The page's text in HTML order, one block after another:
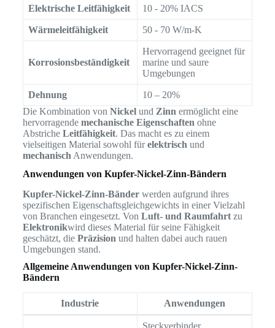
Elektrische Leitfähigkeit 10 - 20% IACS
Wärmeleitfähigkeit 50 - 70 W/m-K
Korrosionsbeständigkeit
Hervorragend geeignet für
marine und saure
Umgebungen
Dehnung
10 – 20%
Die Kombination von Nickelund Zinn ermöglicht eine
hervorragende mechanische Eigenschaften ohne
Abstriche Leitfähigkeit. Das macht es zu einem
vielseitigen Material sowohl fürelektrisch und
mechanisch Anwendungen.
Anwendungen von Kupfer-Nickel-Zinn-Bändern
Kupfer-Nickel-Zinn-Bänderwerden aufgrund ihres
spezifischen Eigenschaftsgleichgewichts in einer Vielzahl
von Branchen eingesetzt. Von Luft- und Raumfahrtzu
Elektronikwird dieses Material für seine Fähigkeit
geschätzt, die Präzision und halten dabei auch rauen
Umgebungen stand.
Allgemeine Anwendungen von Kupfer-Nickel-Zinn-
Bändern
Industrie Anwendungen
Steckverbinder,